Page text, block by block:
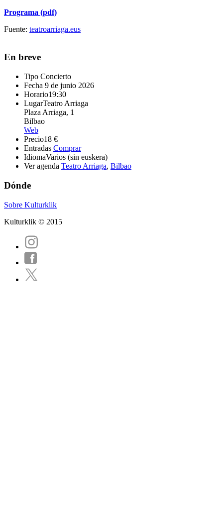
Programa (pdf)
Fuente: teatroarriaga.eus
En breve
Tipo Concierto
Fecha 9 de junio 2026
Horario19:30
LugarTeatro Arriaga
Plaza Arriaga, 1
Bilbao
Web
Precio18 €
Entradas Comprar
IdiomaVarios (sin euskera)
Ver agenda Teatro Arriaga, Bilbao
Dónde
Sobre Kulturklik
Kulturklik © 2015